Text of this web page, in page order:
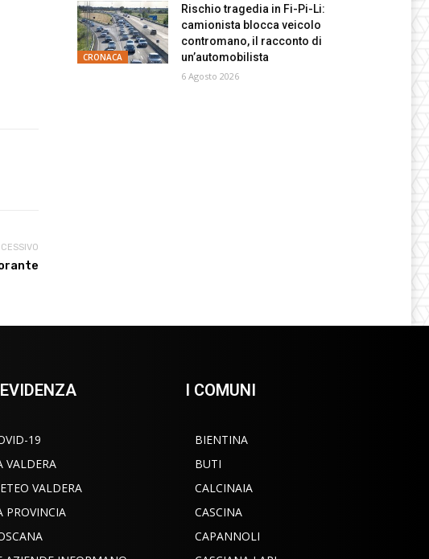
CRONACA
Rischio tragedia in Fi-Pi-Li:
camionista blocca veicolo
contromano, il racconto di
un’automobilista
6 Agosto 2026
19
VALDERA
VALDERA
PROVINCIA
I COMUNI
BIENTINA
BUTI
CALCINAIA
CASCINA
CAPANNOLI